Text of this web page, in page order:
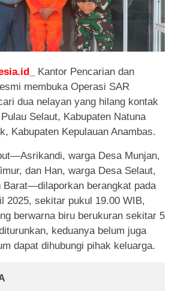
Kantor Pencarian dan
membuka Operasi SAR
dua nelayan yang hilang kontak
Selaut, Kabupaten Natuna
Kabupaten Kepulauan Anambas.
warga Desa Munjan,
dan Han, warga Desa Selaut,
Barat—dilaporkan berangkat pada
2025, sekitar pukul 19.00 WIB,
berwarna biru berukuran sekitar 5
keduanya belum juga
dapat dihubungi pihak keluarga.